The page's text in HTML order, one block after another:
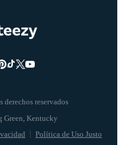
reservados
Política de Uso Justo